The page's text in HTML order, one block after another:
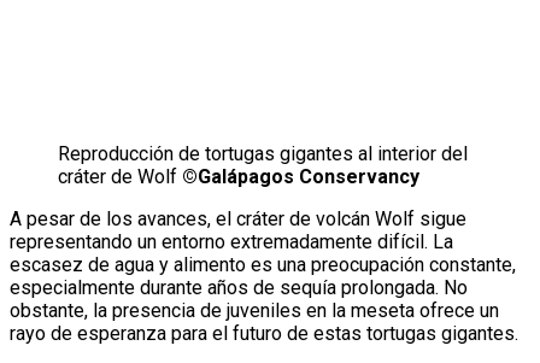
Reproducción de tortugas gigantes al interior del
cráter de Wolf ©Galápagos Conservancy
A pesar de los avances, el cráter de volcán Wolf sigue
representando un entorno extremadamente difícil. La
escasez de agua y alimento es una preocupación constante,
especialmente durante años de sequía prolongada. No
obstante, la presencia de juveniles en la meseta ofrece un
rayo de esperanza para el futuro de estas tortugas gigantes.